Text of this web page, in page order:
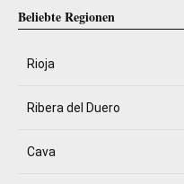
Beliebte Regionen
Rioja
Ribera del Duero
Cava